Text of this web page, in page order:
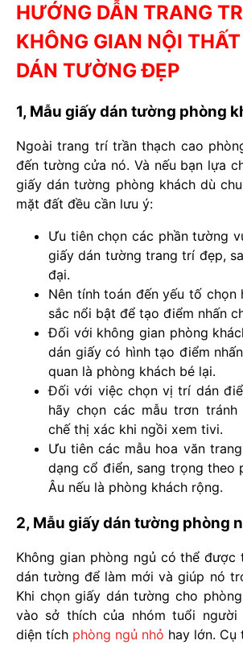
HƯỚNG DẪN TRANG
KHÔNG GIAN NỘI
DÁN TƯỜNG ĐẸP
1, Mẫu giấy dán tường phòng
Ngoài trang trí trần thạch cao
đến tường cửa nó. Và nếu bạn lựa
giấy dán tường phòng khách dù
mặt đất đều cần lưu ý:
Ưu tiên chọn các phần tường
giấy dán tường trang trí đẹp,
đại.
Nên tính toán đến yếu tố chọn
sắc nổi bật để tạo điểm nhấn
Đối với không gian phòng
dán giấy có hình tạo điểm
quan là phòng khách bé lại.
Đối với việc chọn vị trí dán
hãy chọn các mẫu trơn
chế thị xác khi ngồi xem tivi.
Ưu tiên các mẫu hoa văn
dạng cổ điển, sang trọng theo
Âu nếu là phòng khách rộng.
2, Mẫu giấy dán tường phòng
Không gian phòng ngủ có thể
dán tường để làm mới và giúp nó
Khi chọn giấy dán tường cho
vào sở thích của nhóm tuổi người
diện tích phòng ngủ nhỏ hay lớn. Cụ